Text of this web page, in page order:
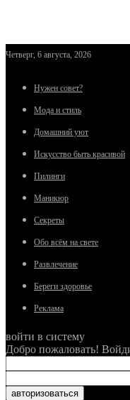
Четверг, 6 августа, 2026
Нужен совет?
Мода и стиль
Домашний уют
Искусство быть красивой
Пилинги
Маникюр
Секреты
Обо всём на свете
Развлечение
Береги здоровье
Реклама
войти в систему
Добро пожаловать!